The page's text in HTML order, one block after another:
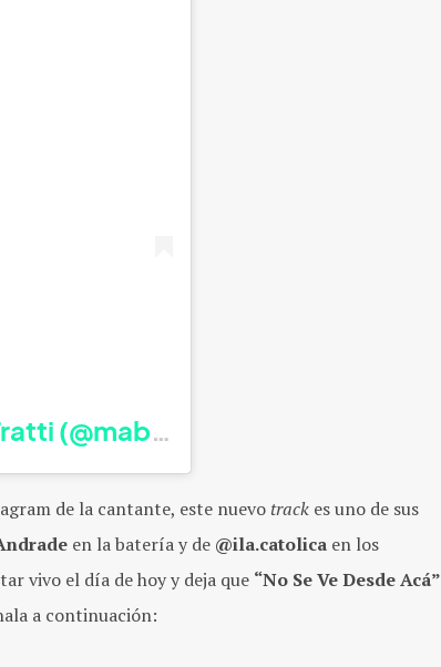
(@mabefs)
de la cantante, este nuevo track es uno de sus
en la batería y de @ila.catolica en los
vivo el día de hoy y deja que “No Se Ve Desde Acá”
a continuación: